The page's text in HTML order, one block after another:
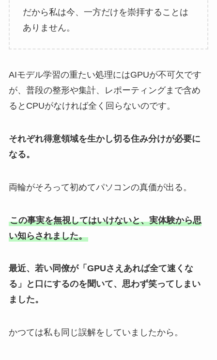
だから私は今、一方だけを崇拝することは
ありません。
AIモデル学習の重たい処理にはGPUが不可欠です
が、普段の整形や集計、レポーティングまで含め
るとCPUがなければ全く回らないのです。
それぞれ得意領域を生かし切る住み分けが必要に
なる。
両輪がそろって初めてパソコンの真価が出る。
この事実を無視してはいけないと、実体験から思
い知らされました。
最近、若い同僚が「GPUさえあれば全て速くな
る」と口にするのを聞いて、思わず笑ってしまい
ました。
かつては私も同じ誤解をしていましたから。